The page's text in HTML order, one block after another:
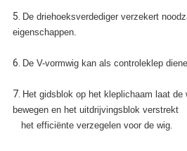
5. De driehoeksverdediger verzekert
eigenschappen.
6. De V-vormwig kan als controleklep
7. Het gidsblok op het kleplichaam laat
bewegen en het uitdrijvingsblok verstrekt
het efficiënte verzegelen voor de wig.